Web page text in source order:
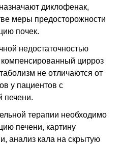
диклофенак,
меры предосторожности
почек.
недостаточностью
компенсированный цирроз
не отличаются от
у пациентов с
печени.
терапии необходимо
печени, картину
анализ кала на скрытую